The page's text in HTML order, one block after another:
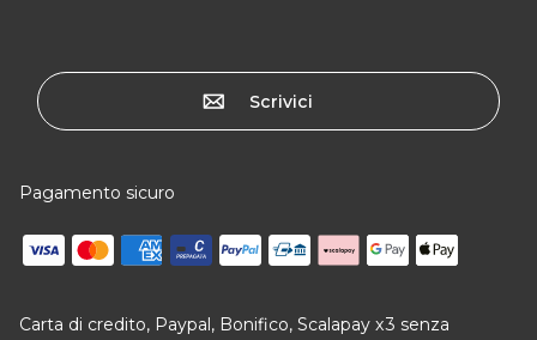
Scrivici
Pagamento sicuro
Carta di credito, Paypal, Bonifico, Scalapay x3 senza